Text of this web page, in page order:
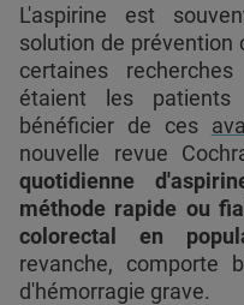
L'aspirine est
solution de prévention
certaines
étaient les
bénéficier de ces
nouvelle revue
quotidienne
méthode rapide ou
colorectal en
revanche, comporte
d'hémorragie grave.